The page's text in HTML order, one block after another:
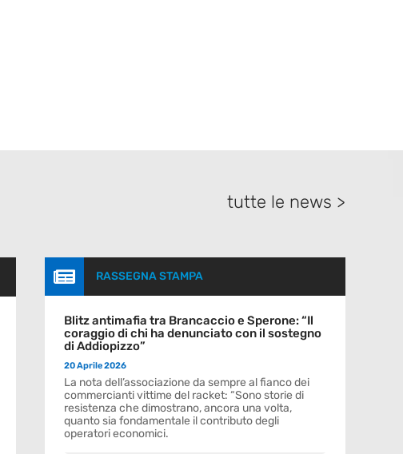
tutte le news >
 RASSEGNA STAMPA
Blitz antimafia tra Brancaccio e Sperone: “Il
coraggio di chi ha denunciato con il sostegno
di Addiopizzo”
20 Aprile 2026
La nota dell’associazione da sempre al fianco dei
commercianti vittime del racket: “Sono storie di
resistenza che dimostrano, ancora una volta,
quanto sia fondamentale il contributo degli
operatori economici.